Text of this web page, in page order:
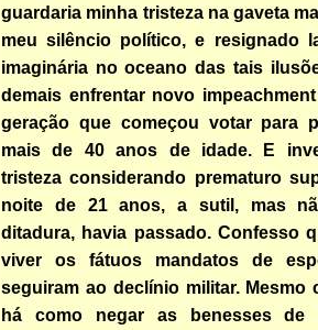
guardaria minha tristeza na gaveta
meu silêncio político, e resignado
imaginária no oceano das tais
demais enfrentar novo
geração que começou votar para
mais de 40 anos de idade. E
tristeza considerando prematuro
noite de 21 anos, a sutil, mas
ditadura, havia passado. Confesso
viver os fátuos mandatos de
seguiram ao declínio militar. Mesmo
há como negar as benesses de